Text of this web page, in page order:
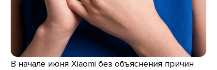
В начале июня Xiaomi без объяснения причин